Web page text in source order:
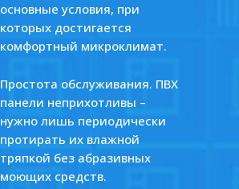
основные условия, при
которых достигается
комфортный микроклимат.
Простота обслуживания. ПВХ
панели неприхотливы –
нужно лишь периодически
протирать их влажной
тряпкой без абразивных
моющих средств.